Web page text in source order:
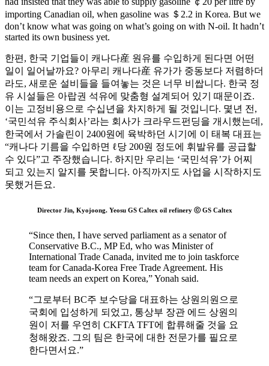
importing Canadian oil, when gasoline was ＄2.2 in Korea. But we
don’t know what was going on what’s going on with N-oil. It hadn’t
started its own business yet.
한편, 한국 기업들이 캐나다産 원유를 수입하게 된다면 어떤
일이 일어날까요? 아무리 캐나다産 유가가 중동보다 저렴하더
라도, 새로운 설비들을 들여놓는 것은 너무 비쌉니다. 한국 정
유 시설들은 아랍권 석유에 맞춤형 설계되어 있기 때문이죠.
이는 고정비용으로 수십년을 차지하게 될 것입니다. 몇년 전,
‘국민석유 주식회사’라는 회사가 크라우드펀딩을 개시했는데,
한국에서 가솔린이 2400원에 육박하던 시기에 이 태복 대표는
“캐나다 기름을 수입하면 ℓ당 200원 정도에 휘발유를 공급할
수 있다”고 주장했습니다. 하지만 우리는 ‘국민석유’가 어찌
되고 있는지 알지를 못합니다. 아직까지도 사업을 시작하지도
못했거든요.
Director Jin, Kyojoong. Yeosu GS Caltex oil refinery ⓒ GS Caltex
“Since then, I have served parliament as a senator of
Conservative B.C., MP Ed, who was Minister of
International Trade Canada, invited me to join taskforce
team for Canada-Korea Free Trade Agreement. His
team needs an expert on Korea,” Yonah said.
“그로부터 BC주 보수당을 대표하는 상원의원으로
국회에 입성하게 되었고, 통상부 장관 에드 상원의
원이 저를 우연히 CKFTA TFT에 합류해줄 것을 요
청해왔죠. 그의 팀은 한국에 대한 전문가를 필요로
한다면서요.”